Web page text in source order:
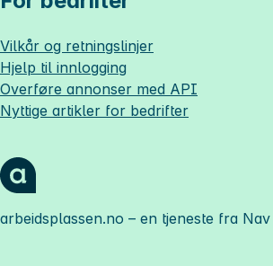
Vilkår og retningslinjer
Hjelp til innlogging
Overføre annonser med API
Nyttige artikler for bedrifter
arbeidsplassen.no – en tjeneste fra Nav